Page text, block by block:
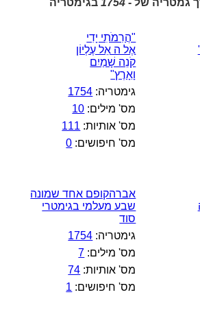
גמטריה של -1754 בגימטריה
"הֲרִמֹתִי יָדִי
אֶל ה אֵל עֶלְיוֹן
קֹנֵה שָׁמַיִם
וָאָרֶץ"
גימטריה: 1754
מס' מילים: 10
מס' אותיות: 111
מס' חיפושים: 0
אברהקופם אחד שמונה
שבע מעלמי בגימטרי
סוד
גימטריה: 1754
מס' מילים: 7
מס' אותיות: 74
מס' חיפושים: 1